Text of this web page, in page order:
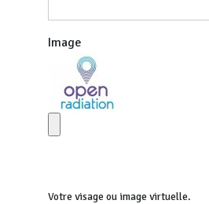
Image
Votre visage ou image virtuelle.